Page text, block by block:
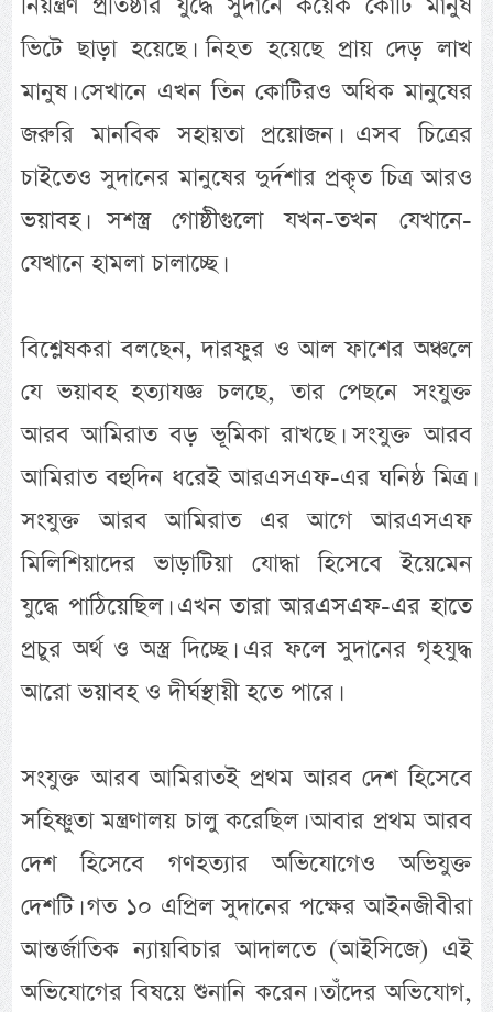
ভিটে ছাড়া হয়েছে। নিহত হয়েছে প্রায় দেড় লাখ
মানুষ। সেখানে এখন তিন কোটিরও অধিক মানুষের
জরুরি মানবিক সহায়তা প্রয়োজন। এসব চিত্রের
চাইতেও সুদানের মানুষের দুর্দশার প্রকৃত চিত্র আরও
ভয়াবহ। সশস্ত্র গোষ্ঠীগুলো যখন-তখন যেখানে-
যেখানে হামলা চালাচ্ছে।
বিশ্লেষকরা বলছেন, দারফুর ও আল ফাশের অঞ্চলে
যে ভয়াবহ হত্যাযজ্ঞ চলছে, তার পেছনে সংযুক্ত
আরব আমিরাত বড় ভূমিকা রাখছে। সংযুক্ত আরব
আমিরাত বহুদিন ধরেই আরএসএফ-এর ঘনিষ্ঠ মিত্র।
সংযুক্ত আরব আমিরাত এর আগে আরএসএফ
মিলিশিয়াদের ভাড়াটিয়া যোদ্ধা হিসেবে ইয়েমেন
যুদ্ধে পাঠিয়েছিল। এখন তারা আরএসএফ-এর হাতে
প্রচুর অর্থ ও অস্ত্র দিচ্ছে। এর ফলে সুদানের গৃহযুদ্ধ
আরো ভয়াবহ ও দীর্ঘস্থায়ী হতে পারে।
সংযুক্ত আরব আমিরাতই প্রথম আরব দেশ হিসেবে
সহিষ্ণুতা মন্ত্রণালয় চালু করেছিল। আবার প্রথম আরব
দেশ হিসেবে গণহত্যার অভিযোগেও অভিযুক্ত
দেশটি। গত ১০ এপ্রিল সুদানের পক্ষের আইনজীবীরা
আন্তর্জাতিক ন্যায়বিচার আদালতে (আইসিজে) এই
অভিযোগের বিষয়ে শুনানি করেন। তাঁদের অভিযোগ,